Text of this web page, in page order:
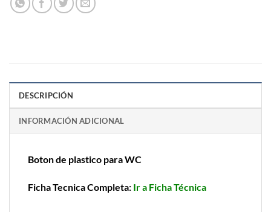
DESCRIPCIÓN
INFORMACIÓN ADICIONAL
Boton de plastico para WC
Ficha Tecnica Completa: Ir a Ficha Técnica